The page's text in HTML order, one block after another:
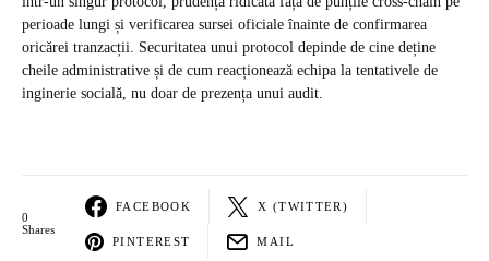
perioade lungi și verificarea sursei oficiale înainte de confirmarea
oricărei tranzacții. Securitatea unui protocol depinde de cine deține
cheile administrative și de cum reacționează echipa la tentativele de
inginerie socială, nu doar de prezența unui audit.
0
Shares
FACEBOOK X (TWITTER)
PINTEREST MAIL